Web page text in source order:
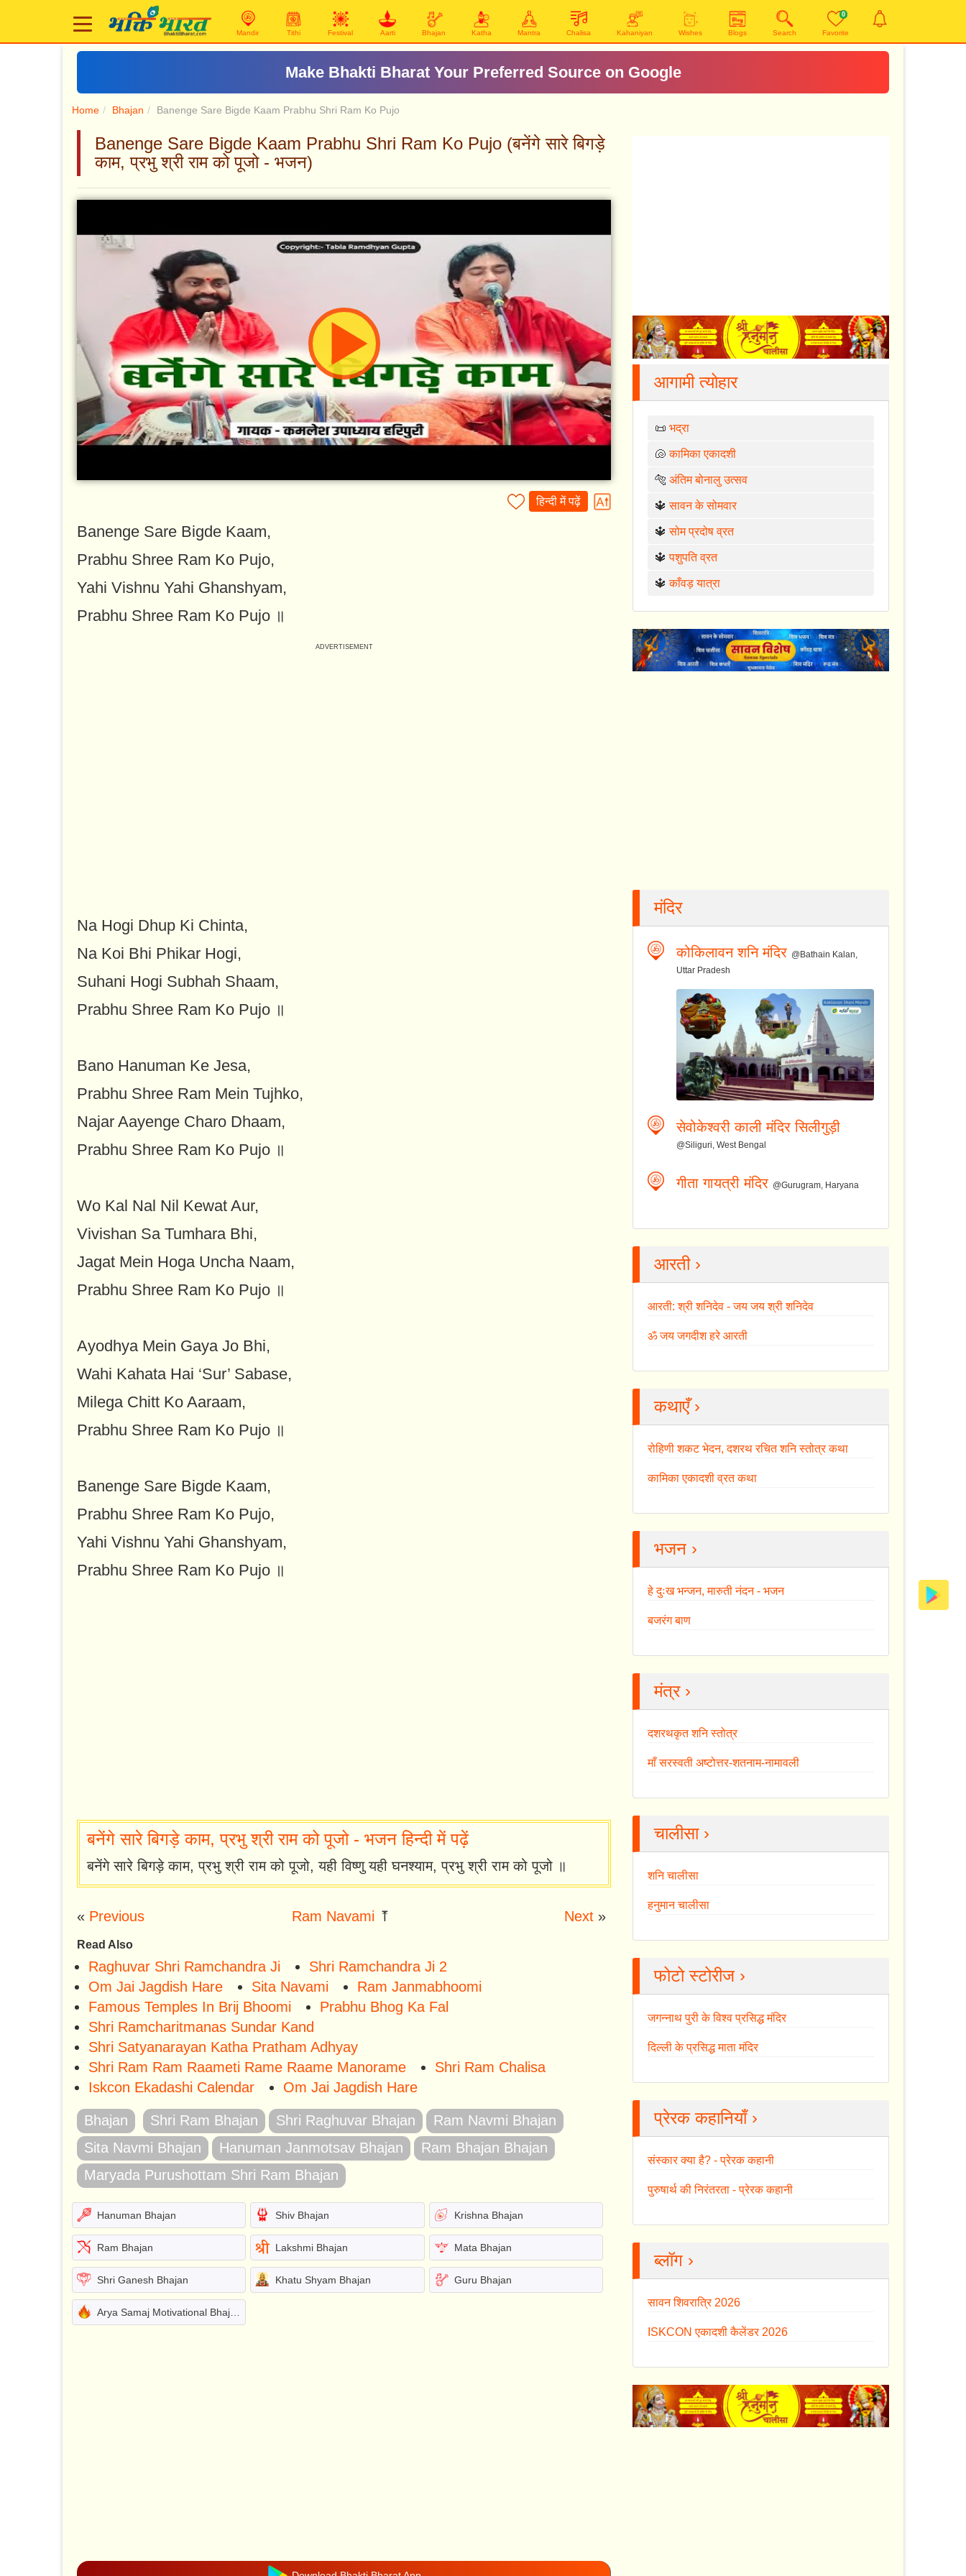
Mandir Tithi Festival Aarti Bhajan Katha Mantra Chalisa Kahaniyan Wishes Blogs Search
0
Favorite
दशरथकृत शनि स्तोत्र
Home Bhajan Banenge Sare Bigde Kaam Prabhu Shri Ram Ko Pujo
Banenge Sare Bigde Kaam Prabhu Shri Ram Ko Pujo (बनेंगे सारे बिगड़े
काम, प्रभु श्री राम को पूजो - भजन)
हिन्दी में पढ़ें
Banenge Sare Bigde Kaam,
Prabhu Shree Ram Ko Pujo,
Yahi Vishnu Yahi Ghanshyam,
Prabhu Shree Ram Ko Pujo ॥
Na Hogi Dhup Ki Chinta,
Na Koi Bhi Phikar Hogi,
Suhani Hogi Subhah Shaam,
Prabhu Shree Ram Ko Pujo ॥
Bano Hanuman Ke Jesa,
Prabhu Shree Ram Mein Tujhko,
Najar Aayenge Charo Dhaam,
Prabhu Shree Ram Ko Pujo ॥
Wo Kal Nal Nil Kewat Aur,
Vivishan Sa Tumhara Bhi,
Jagat Mein Hoga Uncha Naam,
Prabhu Shree Ram Ko Pujo ॥
Ayodhya Mein Gaya Jo Bhi,
Wahi Kahata Hai ‘Sur’ Sabase,
Milega Chitt Ko Aaraam,
Prabhu Shree Ram Ko Pujo ॥
Banenge Sare Bigde Kaam,
Prabhu Shree Ram Ko Pujo,
Yahi Vishnu Yahi Ghanshyam,
Prabhu Shree Ram Ko Pujo ॥
बनेंगे सारे बिगड़े काम, प्रभु श्री राम को पूजो - भजन हिन्दी में पढ़ें
बनेंगे सारे बिगड़े काम, प्रभु श्री राम को पूजो, यही विष्णु यही घनश्याम, प्रभु श्री राम को पूजो ॥
« Previous Ram Navami ⤒ Next»
Read Also
Raghuvar Shri Ramchandra Ji
Shri Ramchandra Ji 2
Om Jai Jagdish Hare
Sita Navami
Ram Janmabhoomi
Famous Temples In Brij Bhoomi
Prabhu Bhog Ka Fal
Shri Ramcharitmanas Sundar Kand
Shri Satyanarayan Katha Pratham Adhyay
Shri Ram Ram Raameti Rame Raame Manorame
Shri Ram Chalisa
Iskcon Ekadashi Calendar
Om Jai Jagdish Hare
Bhajan Shri Ram Bhajan Shri Raghuvar Bhajan
Ram Navmi Bhajan
Sita Navmi Bhajan
Hanuman Janmotsav Bhajan
Ram Bhajan Bhajan
Maryada Purushottam Shri Ram Bhajan
Hanuman Bhajan Shiv Bhajan Krishna Bhajan
Ram Bhajan Lakshmi Bhajan Mata Bhajan
Shri Ganesh Bhajan Khatu Shyam Bhajan Guru Bhajan
Arya Samaj Motivational Bhajans
आगामी त्योहार
📜भद्रा
🐚कामिका एकादशी
🐅अंतिम बोनालु उत्सव
🔱सावन के सोमवार
🔱सोम प्रदोष व्रत
🔱पशुपति व्रत
🔱काँवड़ यात्रा
मंदिर
कोकिलावन शनि मंदिर @Bathain Kalan,
Uttar Pradesh
सेवोकेश्वरी काली मंदिर सिलीगुड़ी
@Siliguri, West Bengal
गीता गायत्री मंदिर @Gurugram, Haryana
आरती ›
आरती: श्री शनिदेव - जय जय श्री शनिदेव
ॐ जय जगदीश हरे आरती
कथाएँ ›
रोहिणी शकट भेदन, दशरथ रचित शनि स्तोत्र कथा
कामिका एकादशी व्रत कथा
भजन ›
हे दुःख भन्जन, मारुती नंदन - भजन
बजरंग बाण
मंत्र ›
दशरथकृत शनि स्तोत्र
माँ सरस्वती अष्टोत्तर-शतनाम-नामावली
चालीसा ›
शनि चालीसा
हनुमान चालीसा
फोटो स्टोरीज ›
जगन्नाथ पुरी के विश्व प्रसिद्ध मंदिर
दिल्ली के प्रसिद्ध माता मंदिर
प्रेरक कहानियाँ ›
संस्कार क्या है? - प्रेरक कहानी
पुरुषार्थ की निरंतरता - प्रेरक कहानी
ब्लॉग ›
सावन शिवरात्रि 2026
ISKCON एकादशी कैलेंडर 2026